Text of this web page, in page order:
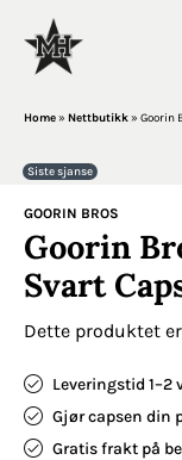
Home» Nettbutikk» Goorin
Siste sjanse
GOORIN BROS
Goorin
Svart
Dette produktet
Leveringstid 1–2
Gjør capsen din
Gratis frakt på